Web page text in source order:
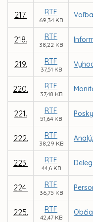
217. RTF
69,34 KB
218. RTF
38,22 KB
219. RTF
37,51 KB
220. RTF
37,48 KB
221. RTF
51,64 KB
222. RTF
38,29 KB
223. RTF
44,6 KB
224. RTF
36,75 KB
225. RTF
42,47 KB